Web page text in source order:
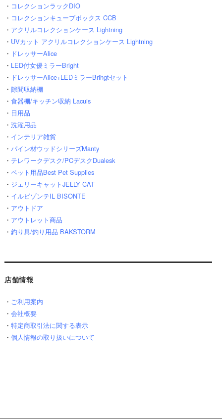
・ コレクションラックDIO
・ コレクションキューブボックス CCB
・ アクリルコレクションケース Lightning
・ UVカット アクリルコレクションケース Lightning
・ ドレッサーAlice
・ LED付女優ミラーBright
・ ドレッサーAlice+LEDミラーBrihgtセット
・ 隙間収納棚
・ 食器棚/キッチン収納 Lacuis
・ 日用品
・ 洗濯用品
・ インテリア雑貨
・ パイン材ウッドシリーズManty
・ テレワークデスク/PCデスクDualesk
・ ペット用品Best Pet Supplies
・ ジェリーキャットJELLY CAT
・ イルビゾンテIL BISONTE
・ アウトドア
・ アウトレット商品
・ 釣り具/釣り用品 BAKSTORM
店舗情報
・ ご利用案内
・ 会社概要
・ 特定商取引法に関する表示
・ 個人情報の取り扱いについて